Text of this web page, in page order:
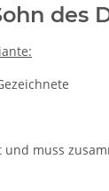
des
muss